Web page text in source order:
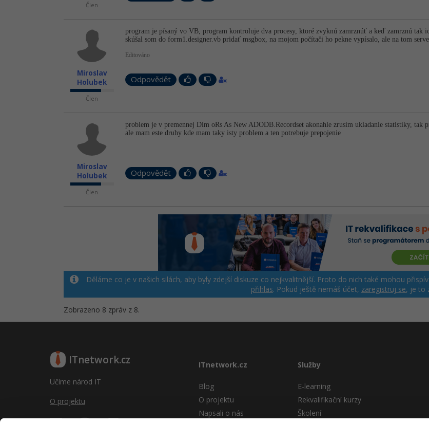
Člen
Miroslav
Holubek
Člen
program je písaný vo VB, program kontroluje dva procesy, ktoré zvyknú zamrznúť a keď zamrznú tak
skúšal som do form1.designer.vb pridať msgbox, na mojom počítači ho pekne vypísalo, ale na tom
Editováno
Odpovědět
Miroslav
Holubek
Člen
problem je v premennej Dim oRs As New ADODB.Recordset akonahle zrusim ukladanie statistiky,
ale mam este druhy kde mam taky isty problem a ten potrebuje prepojenie
Odpovědět
Děláme co je v našich silách, aby byly zdejší diskuze co nejkvalitnější. Proto do nich také mohou
přihlas. Pokud ještě nemáš účet, zaregistruj se, je to
Zobrazeno 8 zpráv z 8.
ITnetwork.cz
Učíme národ IT
O projektu
ITnetwork.cz
Blog
O projektu
Napsali o nás
Služby
E-learning
Rekvalifikační kurzy
Školení